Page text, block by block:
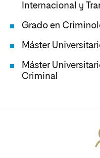
Internacional y
Grado en
Máster
Máster
Criminal